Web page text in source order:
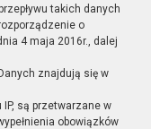
takich danych
o
4 maja 2016r., dalej
znajdują się w
są przetwarzane w
obowiązków